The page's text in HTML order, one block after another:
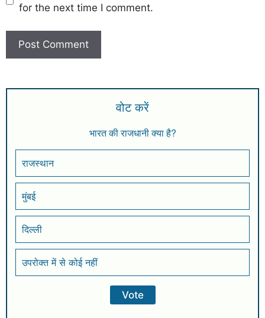
for the next time I comment.
वोट करें
भारत की राजधानी क्या है?
राजस्थान
मुंबई
दिल्ली
उपरोक्त में से कोई नहीं